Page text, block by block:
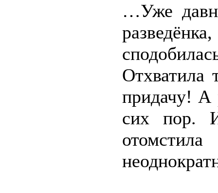
…Уже
Отхватила
придачу! А
сих пор.